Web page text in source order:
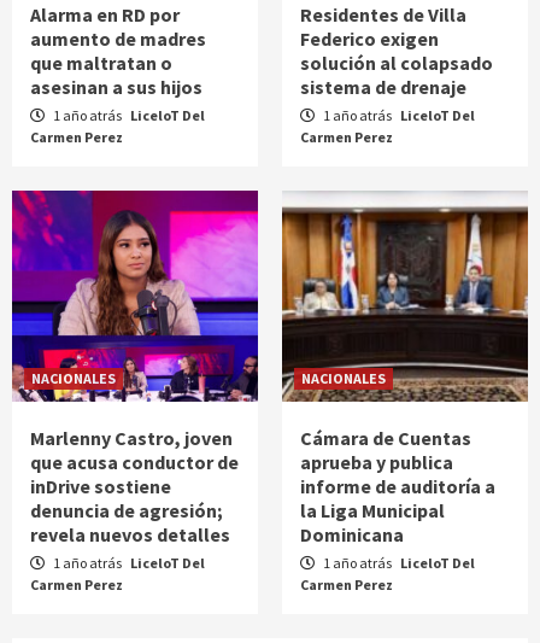
Alarma en RD por
aumento de madres
que maltratan o
asesinan a sus hijos
1 año atrás LiceloT Del
Carmen Perez
Residentes de Villa
Federico exigen
solución al colapsado
sistema de drenaje
1 año atrás LiceloT Del
Carmen Perez
NACIONALES
Marlenny Castro, joven
que acusa conductor de
inDrive sostiene
denuncia de agresión;
revela nuevos detalles
1 año atrás LiceloT Del
Carmen Perez
NACIONALES
Cámara de Cuentas
aprueba y publica
informe de auditoría a
la Liga Municipal
Dominicana
1 año atrás LiceloT Del
Carmen Perez